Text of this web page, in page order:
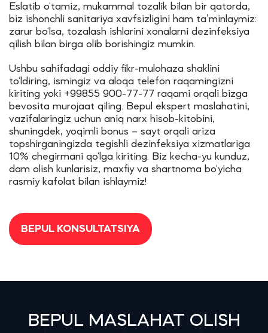
Eslatib o‘tamiz, mukammal tozalik bilan bir qatorda,
biz ishonchli sanitariya xavfsizligini ham ta’minlaymiz:
zarur bo‘lsa, tozalash ishlarini xonalarni dezinfeksiya
qilish bilan birga olib borishingiz mumkin.
Ushbu sahifadagi oddiy fikr-mulohaza shaklini
to‘ldiring, ismingiz va aloqa telefon raqamingizni
kiriting yoki +99855 900-77-77 raqami orqali bizga
bevosita murojaat qiling. Bepul ekspert maslahatini,
vazifalaringiz uchun aniq narx hisob-kitobini,
shuningdek, yoqimli bonus – sayt orqali ariza
topshirganingizda tegishli dezinfeksiya xizmatlariga
10% chegirmani qo‘lga kiriting. Biz kecha-yu kunduz,
dam olish kunlarisiz, maxfiy va shartnoma bo‘yicha
rasmiy kafolat bilan ishlaymiz!
BEPUL KONSULTATSIYA
BEPUL MASLAHAT OLISH